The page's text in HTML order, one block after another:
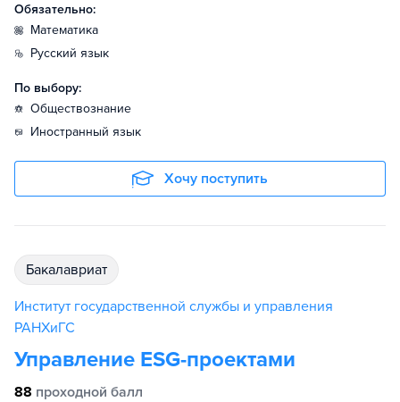
Обязательно:
математика
русский язык
По выбору:
обществознание
иностранный язык
Хочу поступить
бакалавриат
Институт государственной службы и управления
РАНХиГС
Управление ESG-проектами
88 проходной балл